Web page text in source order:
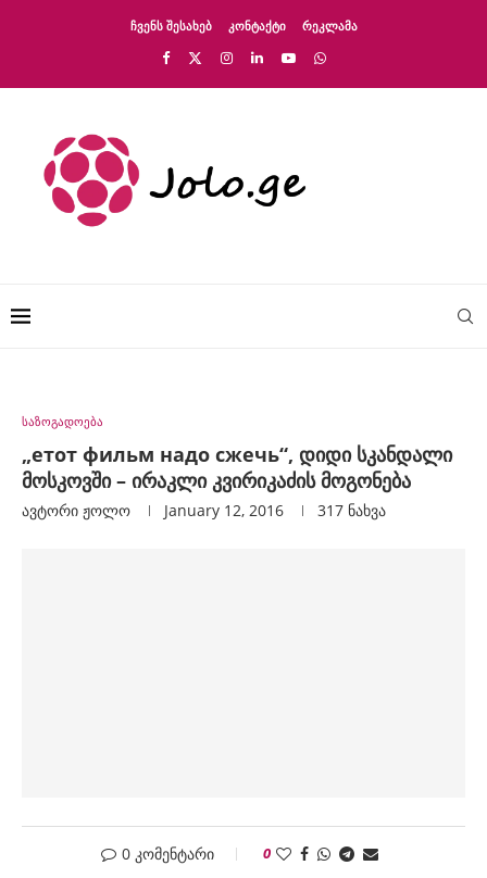
ᲩᲕᲔᲜᲡ ᲨᲔᲡᲐᲮᲔᲑ ᲙᲝᲜᲢᲐᲥᲢᲘ ᲠᲔᲙᲚᲐᲛᲐ
საზოგადოება
„етот фильм надо сжечь“, დიდი სკანდალი
მოსკოვში – ირაკლი კვირიკაძის მოგონება
ავტორი Ჟოლო January 12, 2016 317 ნახვა
0 კომენტარი 0